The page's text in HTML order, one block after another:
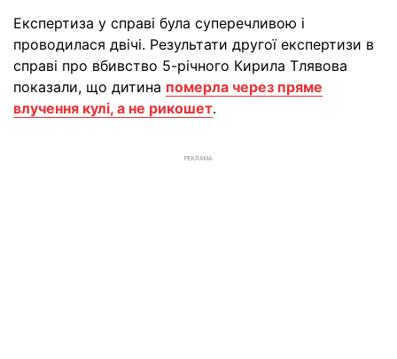
Експертиза у справі була суперечливою і
проводилася двічі. Результати другої експертизи в
справі про вбивство 5-річного Кирила Тлявова
показали, що дитина померла через пряме
влучення кулі, а не рикошет.
РЕКЛАМА